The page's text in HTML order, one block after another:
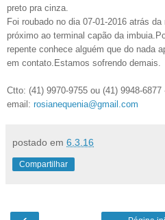
preto pra cinza.
Foi roubado no dia 07-01-2016 atrás
próximo ao terminal capão da
repente conhece alguém que do nada
em contato.Estamos sofrendo demais.
Ctto: (41) 9970-9755 ou (41) 9948-
email: rosianequenia@gmail.com
postado em 6.3.16
Compartilhar